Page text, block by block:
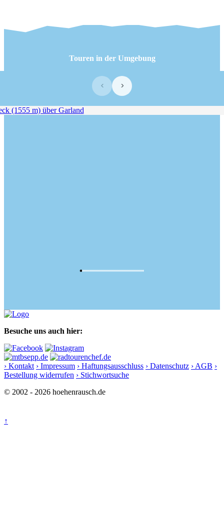
Touren in der Umgebung
‹ ›
Besuche uns auch hier:
› Kontakt › Impressum › Haftungsausschluss › Datenschutz › AGB ›
Bestellung widerrufen › Stichwortsuche
© 2002 - 2026 hoehenrausch.de
↑